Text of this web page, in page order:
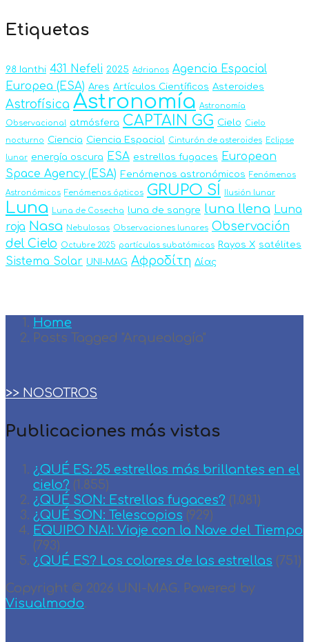
Etiquetas
98 Ianthi 431 Nefeli 2025 Adrianos Agencia Espacial
Europea (ESA) Ares Artículos Científicos Asteroides
Astrofísica Astronomía Astronomía
Observacional atmósfera CAPTAIN GG Cielo Cielo
nocturno Ciencia Ciencia Espacial Cinturón de asteroides Eclipse
lunar energía oscura ESA estrellas fugaces European
Space Agency (ESA) Fenómenos astronómicos Fenómenos
Astronómicos Fenómenos ópticos GRUPO SÍ Ilusión lunar
Luna Luna de Cosecha luna de sangre luna llena Luna
roja Nasa Nebulosas Observaciones lunares Observación
del Cielo
Octubre 2025 partículas subatómicas Rayos X satélites
Sistema Solar UNI-MAG Αφροδίτη Δίας
Home
Posts Tagged "Arqueología"
>> NOSOTROS
Publicaciones más vistas
¿QUÉ ES: 25 estrellas más brillantes en el
cielo? (1.855)
¿QUÉ SON: Estrellas fugaces? (1.081)
¿QUÉ SON: Telescopios (929)
EQUIPO NAI: Viaje con la Nave del Tiempo
(793)
¿QUÉ ES? Los colores de las estrellas (751)
Copyright © 2026 UNI-MAG. Powered by
Visualmodo.